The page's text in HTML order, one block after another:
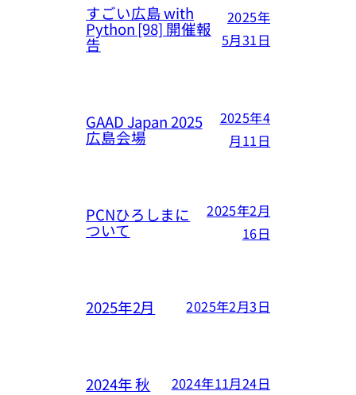
すごい広島 with
Python [98] 開催報
告
2025年
5月31日
GAAD Japan 2025
広島会場
2025年4
月11日
PCNひろしまに
ついて
2025年2月
16日
2025年2月 2025年2月3日
2024年 秋 2024年11月24日